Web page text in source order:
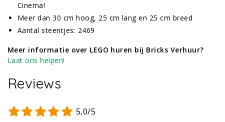
Cinema!
Meer dan 30 cm hoog, 25 cm lang en 25 cm breed
Aantal steentjes: 2469
Meer informatie over LEGO huren bij Bricks Verhuur?
Laat ons helpen!
Reviews
5,0/5